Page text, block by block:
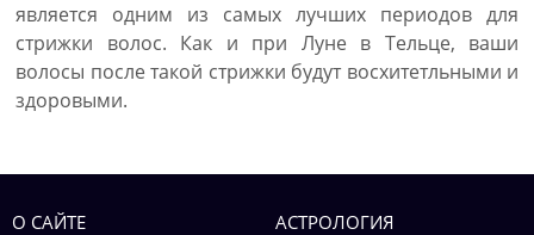
является одним из самых лучших периодов для
стрижки волос. Как и при Луне в Тельце, ваши
волосы после такой стрижки будут восхитетльными и
здоровыми.
О САЙТЕ АСТРОЛОГИЯ